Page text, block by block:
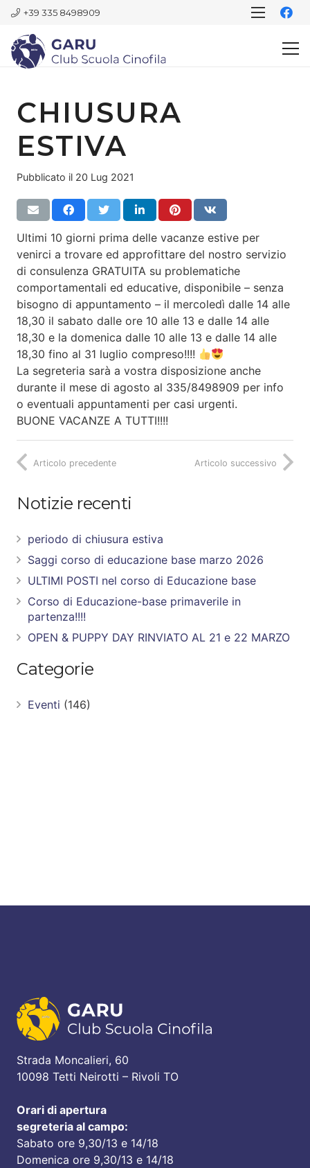
+39 335 8498909
CHIUSURA
ESTIVA
Pubblicato il 20 Lug 2021
Ultimi 10 giorni prima delle vacanze estive per
venirci a trovare ed approfittare del nostro servizio
di consulenza GRATUITA su problematiche
comportamentali ed educative, disponibile – senza
bisogno di appuntamento – il mercoledì dalle 14 alle
18,30 il sabato dalle ore 10 alle 13 e dalle 14 alle
18,30 e la domenica dalle 10 alle 13 e dalle 14 alle
18,30 fino al 31 luglio compreso!!!!
La segreteria sarà a vostra disposizione anche
durante il mese di agosto al 335/8498909 per info
o eventuali appuntamenti per casi urgenti.
BUONE VACANZE A TUTTI!!!!
Articolo precedente Articolo successivo
Notizie recenti
periodo di chiusura estiva
Saggi corso di educazione base marzo 2026
ULTIMI POSTI nel corso di Educazione base
Corso di Educazione-base primaverile in
partenza!!!!
OPEN & PUPPY DAY RINVIATO AL 21 e 22 MARZO
Categorie
Eventi (146)
Strada Moncalieri, 60
10098 Tetti Neirotti – Rivoli TO
Orari di apertura
segreteria al campo:
Sabato ore 9,30/13 e 14/18
Domenica ore 9,30/13 e 14/18